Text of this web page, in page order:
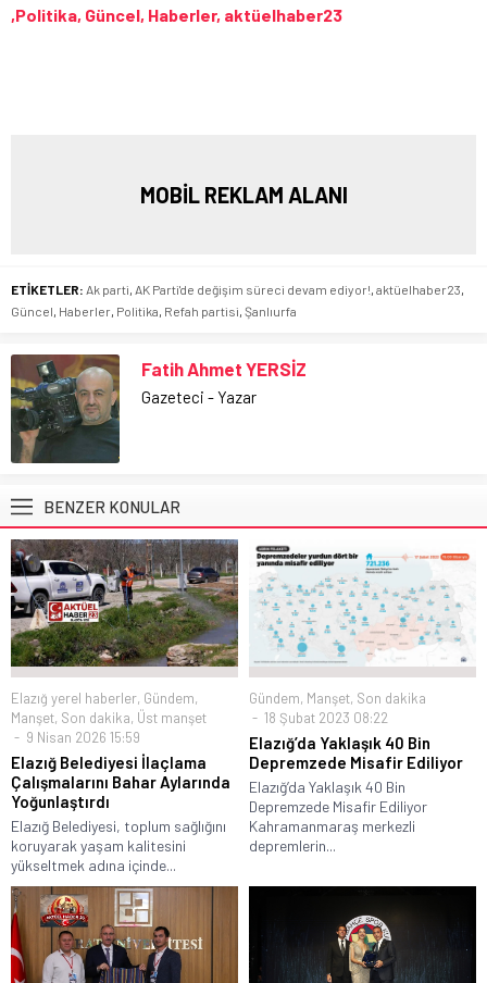
,Politika, Güncel, Haberler, aktüelhaber23
MOBİL REKLAM ALANI
ETİKETLER: Ak parti AK Parti'de değişim süreci devam ediyor! aktüelhaber23
Güncel Haberler Politika Refah partisi Şanlıurfa
Fatih Ahmet YERSİZ
Gazeteci - Yazar
BENZER KONULAR
Elazığ yerel haberler, Gündem,
Manşet, Son dakika, Üst manşet
9 Nisan 2026 15:59
Elazığ Belediyesi İlaçlama
Çalışmalarını Bahar Aylarında
Yoğunlaştırdı
Elazığ Belediyesi, toplum sağlığını
koruyarak yaşam kalitesini
yükseltmek adına içinde...
Gündem, Manşet, Son dakika
18 Şubat 2023 08:22
Elazığ’da Yaklaşık 40 Bin
Depremzede Misafir Ediliyor
Elazığ’da Yaklaşık 40 Bin
Depremzede Misafir Ediliyor
Kahramanmaraş merkezli
depremlerin...